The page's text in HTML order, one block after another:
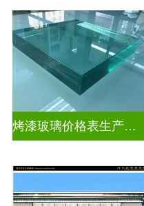
烤漆玻璃价格表生产电话